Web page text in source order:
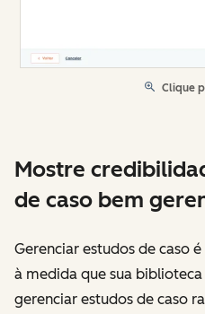
Clique
Mostre
de caso bem
Gerenciar estudos de caso
à medida que sua
gerenciar estudos de caso